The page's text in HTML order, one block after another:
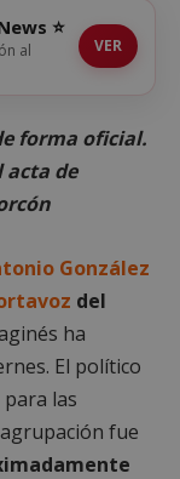
⭐
al
VER
forma oficial.
acta de
González
del
ha
El político
las
fue